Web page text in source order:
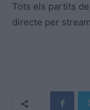
Tots els partits
directe per